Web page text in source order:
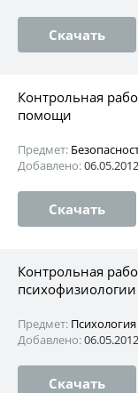
Скачать
Контрольная
помощи
Предмет:
Добавлено:06.05.2012
Скачать
Контрольная
психофизиологии
Предмет: Психология
Добавлено:06.05.2012
Скачать